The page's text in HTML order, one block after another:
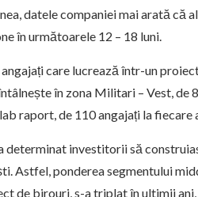
datele companiei mai arată că
în următoarele 12 – 18 luni.
care lucrează într-un
în zona Militari – Vest, de
raport, de 110 angajați la
determinat investitorii să
Astfel, ponderea segmentului
de birouri, s-a triplat în ultimii